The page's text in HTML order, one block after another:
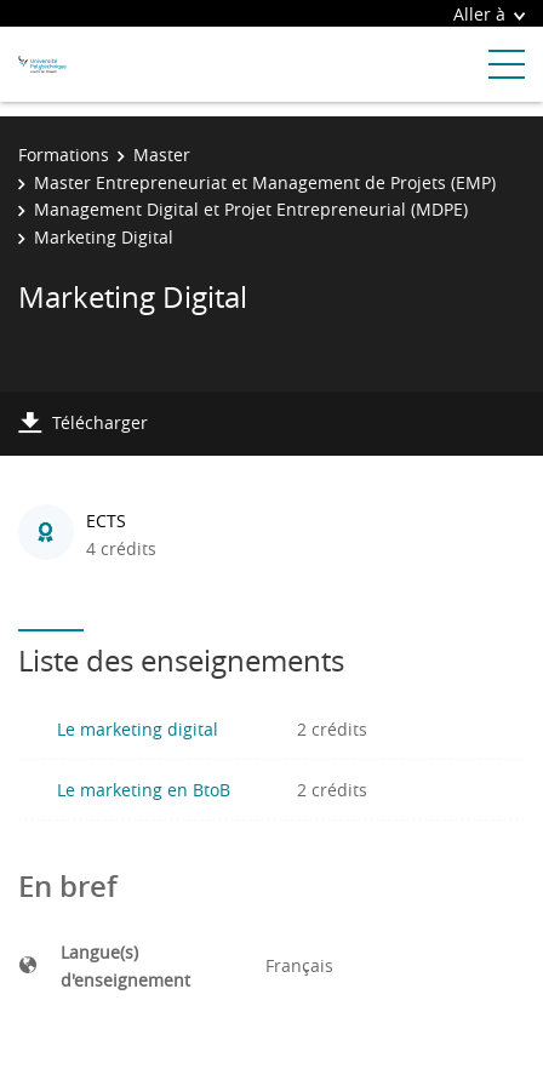
Aller à
Formations
Master
Master Entrepreneuriat et Management de Projets (EMP)
Management Digital et Projet Entrepreneurial (MDPE)
Marketing Digital
Marketing Digital
Télécharger
ECTS
4 crédits
Liste des enseignements
Le marketing digital 2 crédits
Le marketing en BtoB 2 crédits
En bref
Langue(s)
d'enseignement
Français